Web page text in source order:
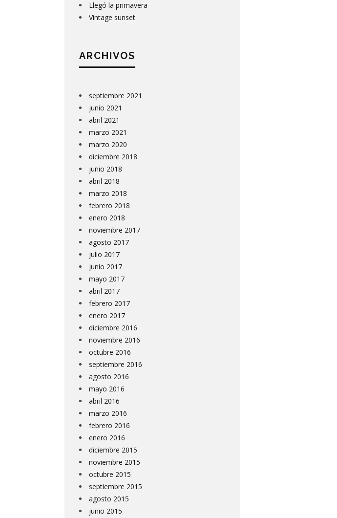
Llegó la primavera
Vintage sunset
ARCHIVOS
septiembre 2021
junio 2021
abril 2021
marzo 2021
marzo 2020
diciembre 2018
junio 2018
abril 2018
marzo 2018
febrero 2018
enero 2018
noviembre 2017
agosto 2017
julio 2017
junio 2017
mayo 2017
abril 2017
febrero 2017
enero 2017
diciembre 2016
noviembre 2016
octubre 2016
septiembre 2016
agosto 2016
mayo 2016
abril 2016
marzo 2016
febrero 2016
enero 2016
diciembre 2015
noviembre 2015
octubre 2015
septiembre 2015
agosto 2015
junio 2015